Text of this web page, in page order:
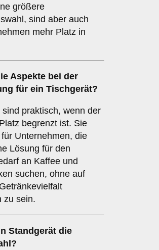
größere
sind aber auch
mehr Platz in
Aspekte bei der
für ein Tischgerät?
sind praktisch, wenn der
begrenzt ist. Sie
Unternehmen, die
Lösung für den
an Kaffee und
suchen, ohne auf
zu sein.
Standgerät die